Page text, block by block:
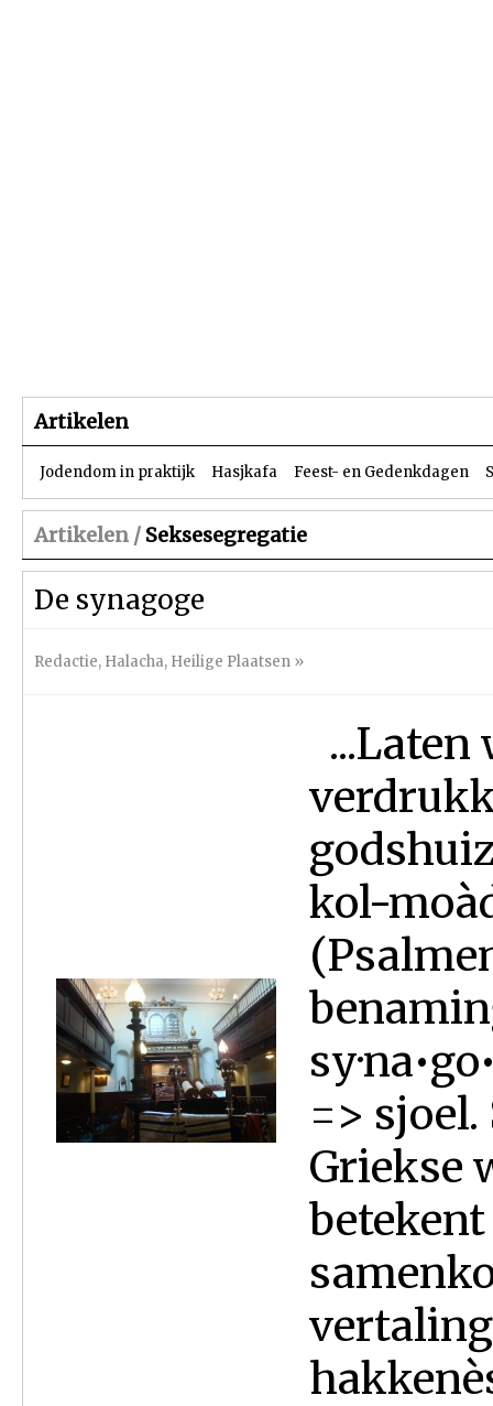
Artikelen
Jodendom in praktijk Hasjkafa Feest- en Gedenkdagen
Artikelen / Seksesegregatie
De synagoge
Redactie, Halacha, Heilige Plaatsen »
...Laten
kol-
=>
Griekse